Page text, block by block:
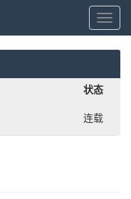
言
情
小
阁
状态
连载